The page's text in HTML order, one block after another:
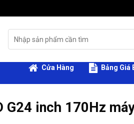
for:
Cửa Hàng Bảng Giá
G24 inch 170Hz